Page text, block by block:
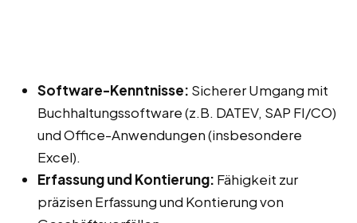
Software-Kenntnisse: Sicherer Umgang mit
Buchhaltungssoftware (z.B. DATEV, SAP FI/CO)
und Office-Anwendungen (insbesondere
Excel).
Erfassung und Kontierung: Fähigkeit zur
präzisen Erfassung und Kontierung von